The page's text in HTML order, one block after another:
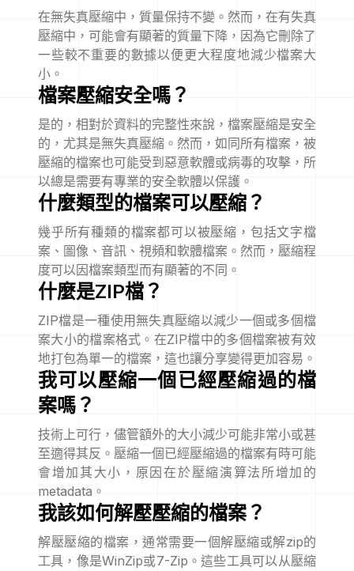
在無失真壓縮中，質量保持不變。然而，在有失真
壓縮中，可能會有顯著的質量下降，因為它刪除了
一些較不重要的數據以便更大程度地減少檔案大
小。
檔案壓縮安全嗎？
是的，相對於資料的完整性來說，檔案壓縮是安全
的，尤其是無失真壓縮。然而，如同所有檔案，被
壓縮的檔案也可能受到惡意軟體或病毒的攻擊，所
以總是需要有專業的安全軟體以保護。
什麼類型的檔案可以壓縮？
幾乎所有種類的檔案都可以被壓縮，包括文字檔
案、圖像、音訊、視頻和軟體檔案。然而，壓縮程
度可以因檔案類型而有顯著的不同。
什麼是ZIP檔？
ZIP檔是一種使用無失真壓縮以減少一個或多個檔
案大小的檔案格式。在ZIP檔中的多個檔案被有效
地打包為單一的檔案，這也讓分享變得更加容易。
我可以壓縮一個已經壓縮過的檔
案嗎？
技術上可行，儘管額外的大小減少可能非常小或甚
至適得其反。壓縮一個已經壓縮過的檔案有時可能
會增加其大小，原因在於壓縮演算法所增加的
metadata。
我該如何解壓壓縮的檔案？
解壓壓縮的檔案，通常需要一個解壓縮或解zip的
工具，像是WinZip或7-Zip。這些工具可以从壓縮